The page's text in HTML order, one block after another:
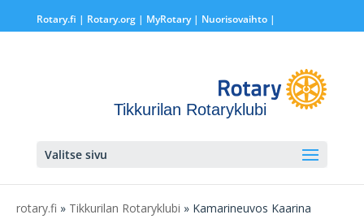
Rotary.fi | Rotary.org| MyRotary | Nuorisovaihto|
Tikkurilan Rotaryklubi
Valitse sivu
rotary.fi » Tikkurilan Rotaryklubi » Kamarineuvos Kaarina